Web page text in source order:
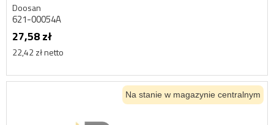
Doosan
621-00054A
27,58 zł
22,42 zł netto
Na stanie w magazynie centralnym